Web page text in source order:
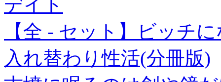
デイト
【全 - セット】ビッチ
入れ替わり性活(分冊版)